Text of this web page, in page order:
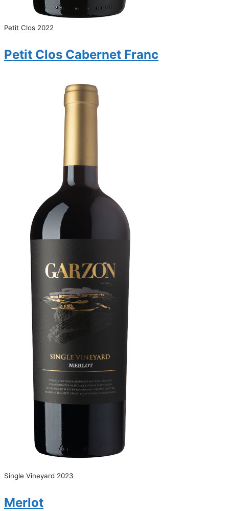
Petit Clos 2022
Petit Clos Cabernet Franc
Single Vineyard 2023
Merlot